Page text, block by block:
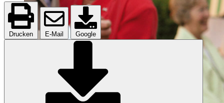
Drucken E-Mail Google